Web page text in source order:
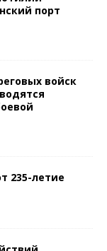
порт
войск
235-летие